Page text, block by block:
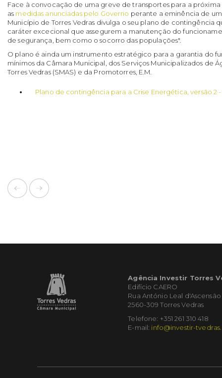
Face à convocação de uma greve de transportes para a
as medidas anunciadas pelo Governo perante a eminência de
Município de Torres Vedras divulga o seu plano de contingência
caráter excecional que assegurem a manutenção do
de segurança, bem como o socorro das populações".
O plano é ainda um instrumento estratégico para a garantia do
mínimos da Câmara Municipal, dos Serviços Municipalizados de
Torres Vedras (SMAS) e da Promotorres, E.M.
Plano de contingência para a Crise Energética, versão 2
Agência Investir Torres
Edifício CAERO
Rua António Leal d'Ascensão
2560-309 Torres Vedras
Telefone: +351 261 310 418
E-mail: info@investir-